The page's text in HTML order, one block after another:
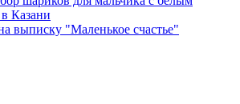
выписку "Маленькое счастье"